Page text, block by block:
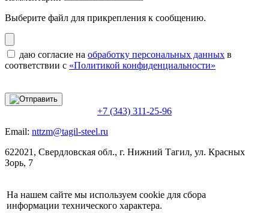
Выберите файл для прикрепления к сообщению.
даю согласие на обработку персональных данных в
соответствии с «Политикой конфиденциальности»
+7 (343) 311-25-96
Email: nttzm@tagil-steel.ru
622021, Свердловская обл., г. Нижний Тагил, ул. Красных
Зорь, 7
На нашем сайте мы используем cookie для сбора
информации технического характера.